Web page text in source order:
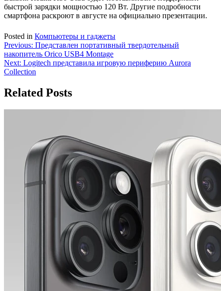
быстрой зарядки мощностью 120 Вт. Другие подробности
смартфона раскроют в августе на официально презентации.
Posted in Компьютеры и гаджеты
Навигация
по
записям
Previous: Представлен портативный твердотельный
накопитель Orico USB4 Montage
Next: Logitech представила игровую периферию Aurora
Collection
Related Posts